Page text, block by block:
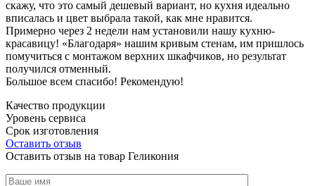
скажу, что это самый дешевый вариант, но кухня идеально
вписалась и цвет выбрала такой, как мне нравится.
Примерно через 2 недели нам установили нашу кухню-
красавицу! «Благодаря» нашим кривым стенам, им пришлось
помучиться с монтажом верхних шкафчиков, но результат
получился отменный.
Большое всем спасибо! Рекомендую!
Качество продукции
Уровень сервиса
Срок изготовления
Оставить отзыв
Оставить отзыв на товар Геликония